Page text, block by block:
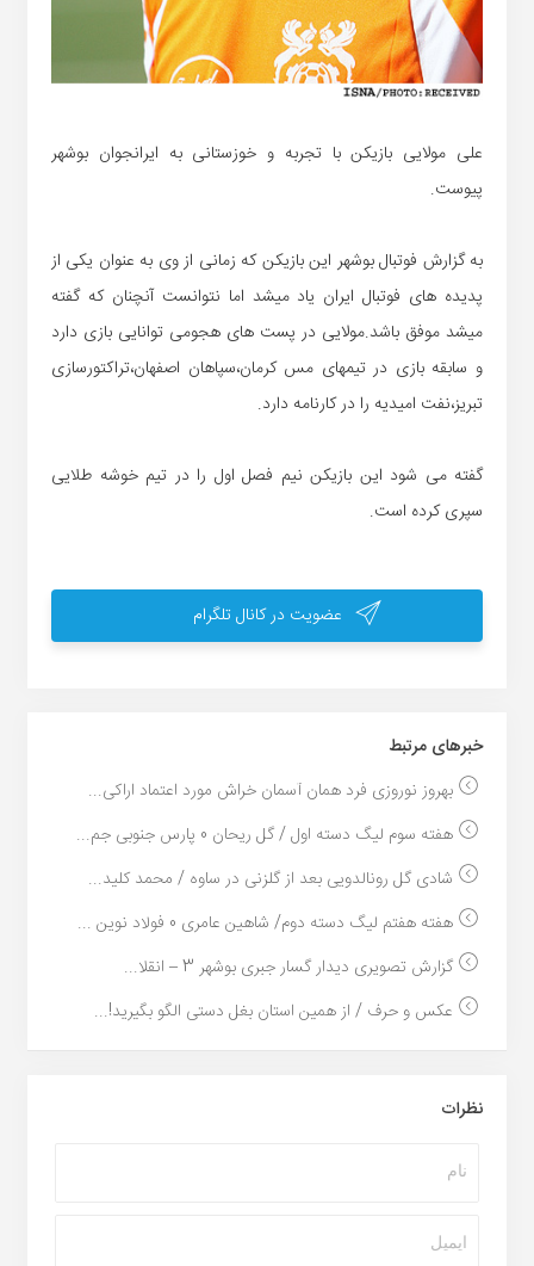
علی مولایی بازیکن با تجربه و خوزستانی به ایرانجوان بوشهر
پیوست.
به گزارش فوتبال بوشهر این بازیکن که زمانی از وی به عنوان یکی از
پدیده های فوتبال ایران یاد میشد اما نتوانست آنچنان که گفته
میشد موفق باشد.مولایی در پست های هجومی توانایی بازی دارد
و سابقه بازی در تیمهای مس کرمان،سپاهان اصفهان،تراکتورسازی
تبریز،نفت امیدیه را در کارنامه دارد.
گفته می شود این بازیکن نیم فصل اول را در تیم خوشه طلایی
سپری کرده است.
عضویت در کانال تلگرام
خبر‌های مرتبط
بهروز نوروزی فرد همان آسمان خراش مورد اعتماد اراکی...
هفته سوم لیگ دسته اول / گل ریحان 0 پارس جنوبی جم...
شادی گل رونالدویی بعد از گلزنی در ساوه / محمد کلید...
هفته هفتم لیگ دسته دوم/ شاهین عامری 0 فولاد نوین ...
گزارش تصویری دیدار گسار جبری بوشهر 3 – انقلا...
عکس و حرف / از همین استان بغل دستی الگو بگیرید!...
نظرات